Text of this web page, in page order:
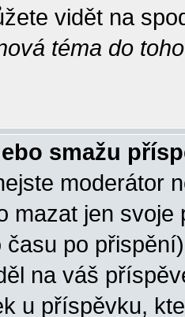
vidět na
téma do
smažu
moderátor
mazat jen
času po
na váš
u příspěvku,